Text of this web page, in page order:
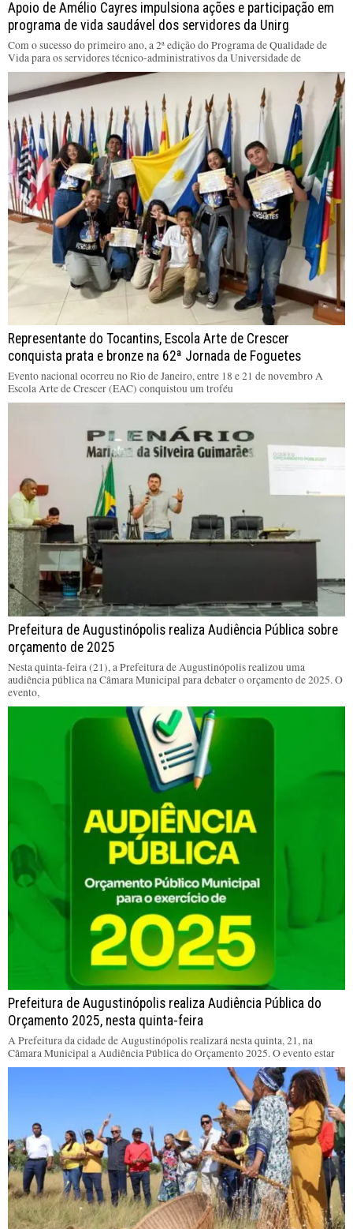
Apoio de Amélio Cayres impulsiona ações e participação em
programa de vida saudável dos servidores da Unirg
Com o sucesso do primeiro ano, a 2ª edição do Programa de Qualidade de
Vida para os servidores técnico-administrativos da Universidade de
Representante do Tocantins, Escola Arte de Crescer
conquista prata e bronze na 62ª Jornada de Foguetes
Evento nacional ocorreu no Rio de Janeiro, entre 18 e 21 de novembro A
Escola Arte de Crescer (EAC) conquistou um troféu
Prefeitura de Augustinópolis realiza Audiência Pública sobre
orçamento de 2025
Nesta quinta-feira (21), a Prefeitura de Augustinópolis realizou uma
audiência pública na Câmara Municipal para debater o orçamento de 2025. O
evento,
Prefeitura de Augustinópolis realiza Audiência Pública do
Orçamento 2025, nesta quinta-feira
A Prefeitura da cidade de Augustinópolis realizará nesta quinta, 21, na
Câmara Municipal a Audiência Pública do Orçamento 2025. O evento estar